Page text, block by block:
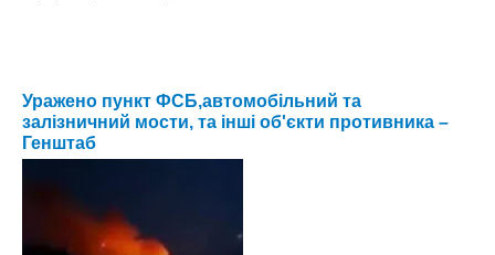
Уражено пункт ФСБ,автомобільний та
залізничний мости, та інші об'єкти противника –
Генштаб